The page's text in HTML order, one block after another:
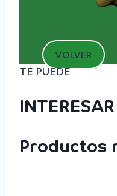
VOLVER
TE PUEDE
INTERESAR
Productos